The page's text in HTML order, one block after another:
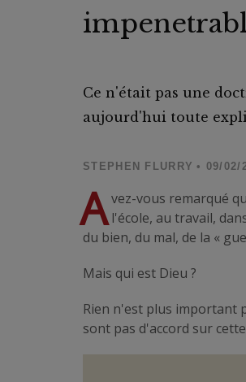
Ce n'était pas une
aujourd'hui toute
STEPHEN FLURRY • 09/02/
A vez-vous remarqué
l'école, au travail,
du bien, du mal, de la «
Mais qui est Dieu ?
Rien n'est plus important
sont pas d'accord sur